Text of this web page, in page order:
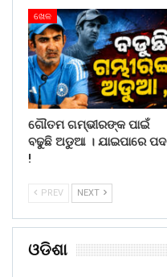
ଖେଳ
ଗୌତମ ଗମ୍ଭୀରଙ୍କ ପାଇଁ
ବଢୁଛି ଅଡୁଆ । ଯାଇପାରେ ପଦ
!
PREV NEXT
ଓଡିଶା